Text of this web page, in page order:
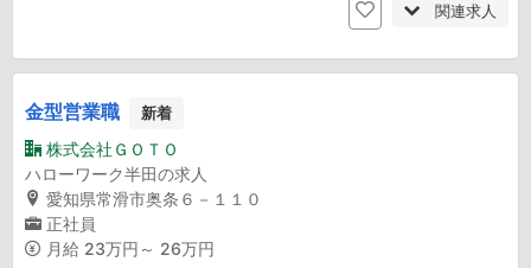
関連求人
金型営業職 新着
株式会社ＧＯＴＯ
ハローワーク半田の求人
愛知県常滑市奥条６－１１０
正社員
月給 23万円～ 26万円